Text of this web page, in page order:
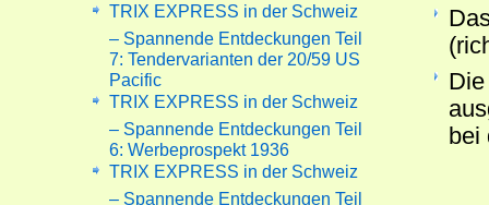
bei
TRIX EXPRESS in der Schweiz
– Spannende Entdeckungen Teil
7: Tendervarianten der 20/59 US
Pacific
TRIX EXPRESS in der Schweiz
– Spannende Entdeckungen Teil
6: Werbeprospekt 1936
TRIX EXPRESS in der Schweiz
– Spannende Entdeckungen Teil